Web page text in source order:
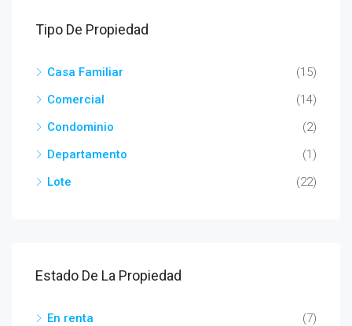
Tipo De Propiedad
Casa Familiar
(15)
Comercial
(14)
Condominio
(2)
Departamento
(1)
Lote
(22)
Estado De La Propiedad
En renta
(7)